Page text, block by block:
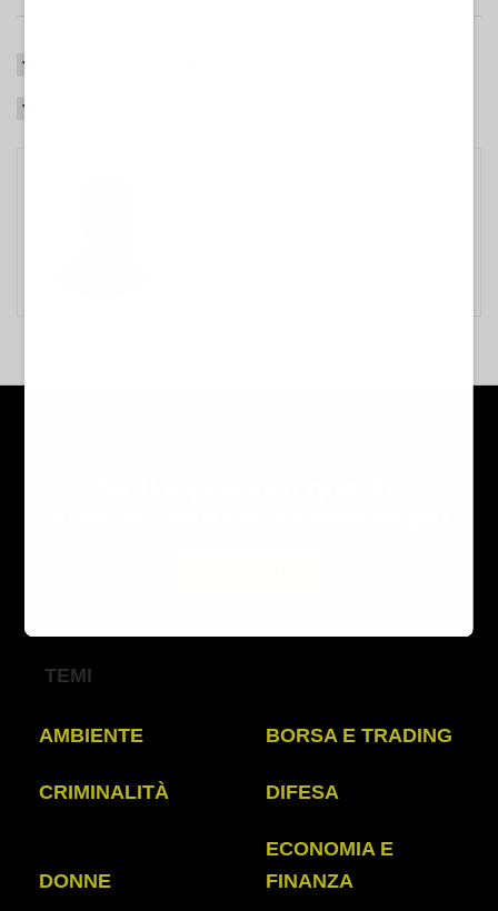
TEMI
AMBIENTE BORSA E TRADING
CRIMINALITÀ DIFESA
DONNE
ECONOMIA E
FINANZA